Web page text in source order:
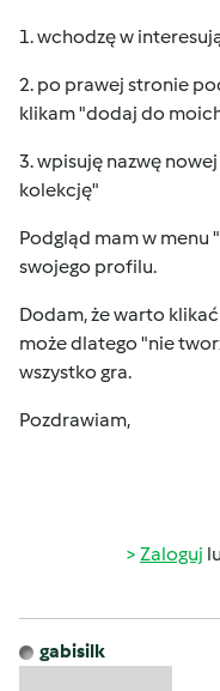
1. wchodzę w
2. po prawej stronie
klikam "dodaj do
3. wpisuję nazwę
kolekcję"
Podgląd mam w menu
swojego profilu.
Dodam, że warto
może dlatego "nie
wszystko gra.
Pozdrawiam,
Zaloguj
gabisilk